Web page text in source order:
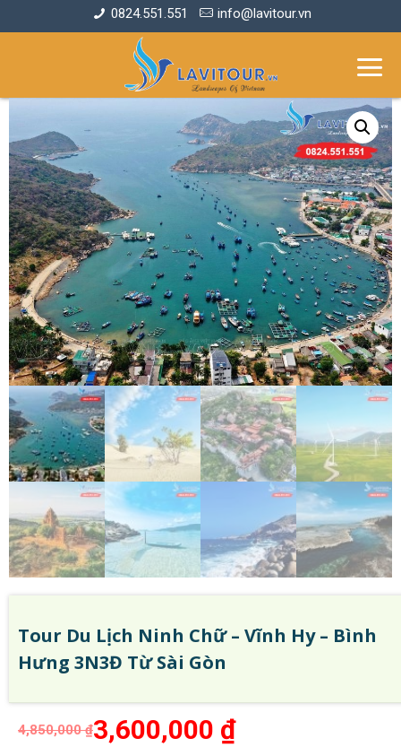
0824.551.551 info@lavitour.vn
Tour Du Lịch Ninh Chữ – Vĩnh Hy – Bình
Hưng 3N3Đ Từ Sài Gòn
4,850,000₫3,600,000 ₫